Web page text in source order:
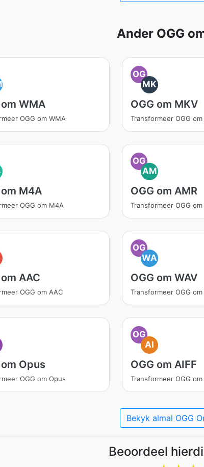
Ander OGG
om WMA
OGG om WMA
OG
MK
OGG om MKV
Transformeer OGG om
om M4A
OGG om M4A
OG
AM
OGG om AMR
Transformeer OGG om
AAC
OGG om AAC
OG
WA
OGG om WAV
Transformeer OGG om
om Opus
OGG om Opus
OG
AI
OGG om AIFF
Transformeer OGG om
Bekyk almal OGG
Beoordeel